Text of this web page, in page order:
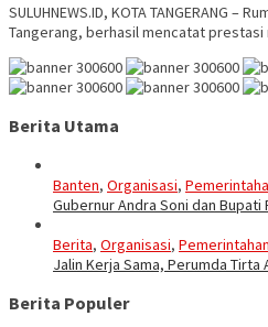
SULUHNEWS.ID, KOTA TANGERANG –
Tangerang, berhasil mencatat
Berita Utama
Banten, Organisasi,
Gubernur Andra Soni dan
Berita, Organisasi, Pemerintahan
Jalin Kerja Sama, Perumda
Berita Populer